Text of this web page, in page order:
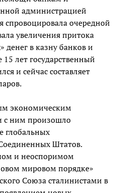
администрацией
очередной
увеличения притока
денег в казну банков и
лет государственный
и сейчас составляет
экономическим
с ним произошло
глобальных
Штатов.
и неоспоримом
мировом порядке»
Союза сталинистами в